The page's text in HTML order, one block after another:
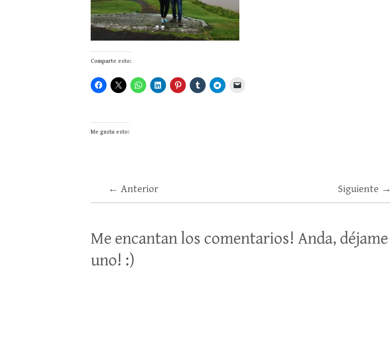
Comparte esto:
Me gusta esto:
← Anterior Siguiente →
Me encantan los comentarios! Anda, déjame
uno! :)